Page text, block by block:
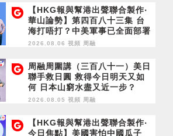
【HKG報與幫港出聲聯合製作‧
華山論勢】第四百八十三集 台
海打唔打？中美軍事已全面部署
2028年1月台灣選舉是臨界點？
2026.08.06 視頻 周融
周融周圍講（三百八十一）美日
聯手救日圓 救得今日明天又如
何 日本山窮水盡又近一步？
2026.08.05 視頻 周融
【HKG報與幫港出聲聯合製作‧
今日焦點】美國害怕中國瓜子